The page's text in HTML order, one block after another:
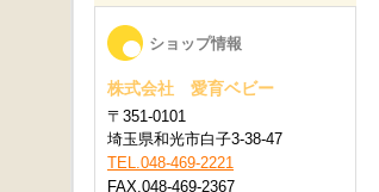
ショップ情報
株式会社 愛育ベビー
〒351-0101
埼玉県和光市白子3-38-47
TEL.048-469-2221
FAX.048-469-2367